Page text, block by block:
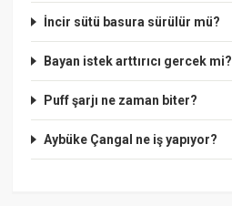
İncir sütü basura sürülür mü?
Bayan istek arttırıcı gercek mi?
Puff şarjı ne zaman biter?
Aybüke Çangal ne iş yapıyor?